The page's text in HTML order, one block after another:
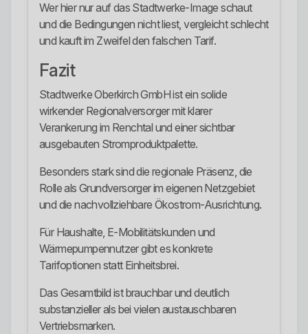
Wer hier nur auf das Stadtwerke-Image schaut
und die Bedingungen nicht liest, vergleicht schlecht
und kauft im Zweifel den falschen Tarif.
Fazit
Stadtwerke Oberkirch GmbH ist ein solide
wirkender Regionalversorger mit klarer
Verankerung im Renchtal und einer sichtbar
ausgebauten Stromproduktpalette.
Besonders stark sind die regionale Präsenz, die
Rolle als Grundversorger im eigenen Netzgebiet
und die nachvollziehbare Ökostrom-Ausrichtung.
Für Haushalte, E-Mobilitätskunden und
Wärmepumpennutzer gibt es konkrete
Tarifoptionen statt Einheitsbrei.
Das Gesamtbild ist brauchbar und deutlich
substanzieller als bei vielen austauschbaren
Vertriebsmarken.